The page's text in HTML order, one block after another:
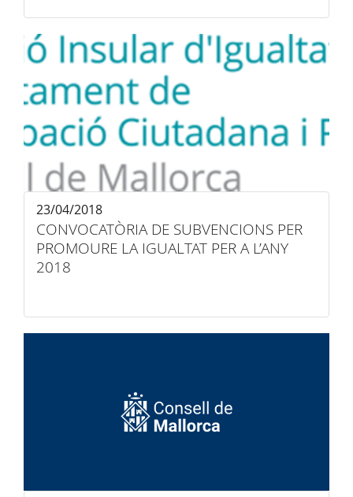
CONVOCATÒRIA DE SUBVENCIONS PER
PROMOURE LA IGUALTAT PER A L’ANY
2018
23/04/2018